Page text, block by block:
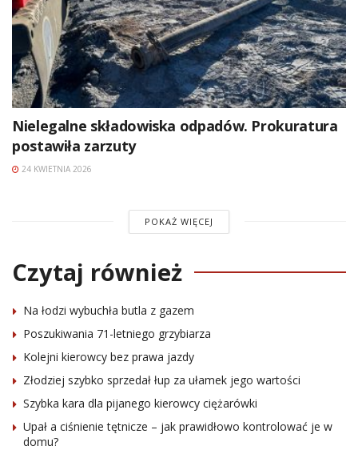
Nielegalne składowiska odpadów. Prokuratura
postawiła zarzuty
24 KWIETNIA 2026
POKAŻ WIĘCEJ
Czytaj również
Na łodzi wybuchła butla z gazem
Poszukiwania 71-letniego grzybiarza
Kolejni kierowcy bez prawa jazdy
Złodziej szybko sprzedał łup za ułamek jego wartości
Szybka kara dla pijanego kierowcy ciężarówki
Upał a ciśnienie tętnicze – jak prawidłowo kontrolować je w
domu?